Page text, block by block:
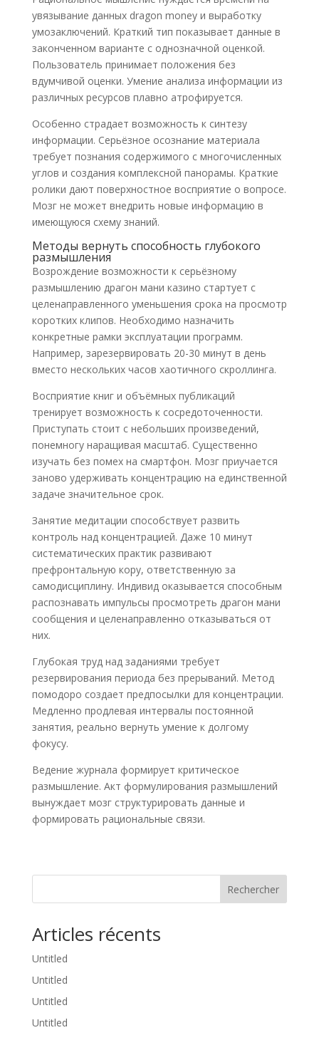
увязывание данных dragon money и выработку
умозаключений. Краткий тип показывает данные в
законченном варианте с однозначной оценкой.
Пользователь принимает положения без
вдумчивой оценки. Умение анализа информации из
различных ресурсов плавно атрофируется.
Особенно страдает возможность к синтезу
информации. Серьёзное осознание материала
требует познания содержимого с многочисленных
углов и создания комплексной панорамы. Краткие
ролики дают поверхностное восприятие о вопросе.
Мозг не может внедрить новые информацию в
имеющуюся схему знаний.
Методы вернуть способность глубокого
размышления
Возрождение возможности к серьёзному
размышлению драгон мани казино стартует с
целенаправленного уменьшения срока на просмотр
коротких клипов. Необходимо назначить
конкретные рамки эксплуатации программ.
Например, зарезервировать 20-30 минут в день
вместо нескольких часов хаотичного скроллинга.
Восприятие книг и объёмных публикаций
тренирует возможность к сосредоточенности.
Приступать стоит с небольших произведений,
понемногу наращивая масштаб. Существенно
изучать без помех на смартфон. Мозг приучается
заново удерживать концентрацию на единственной
задаче значительное срок.
Занятие медитации способствует развить
контроль над концентрацией. Даже 10 минут
систематических практик развивают
префронтальную кору, ответственную за
самодисциплину. Индивид оказывается способным
распознавать импульсы просмотреть драгон мани
сообщения и целенаправленно отказываться от
них.
Глубокая труд над заданиями требует
резервирования периода без прерываний. Метод
помодоро создает предпосылки для концентрации.
Медленно продлевая интервалы постоянной
занятия, реально вернуть умение к долгому
фокусу.
Ведение журнала формирует критическое
размышление. Акт формулирования размышлений
вынуждает мозг структурировать данные и
формировать рациональные связи.
Rechercher
Articles récents
Untitled
Untitled
Untitled
Untitled